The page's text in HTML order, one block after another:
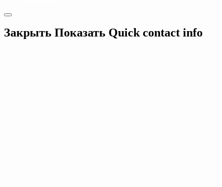
Закрыть Показать Quick contact info